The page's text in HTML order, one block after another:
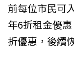
前每位市民可
年6折租金優
折優惠，後續